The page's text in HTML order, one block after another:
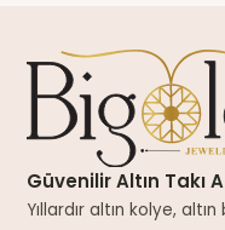
Güvenilir Altın Takı
Yıllardır altın kolye,